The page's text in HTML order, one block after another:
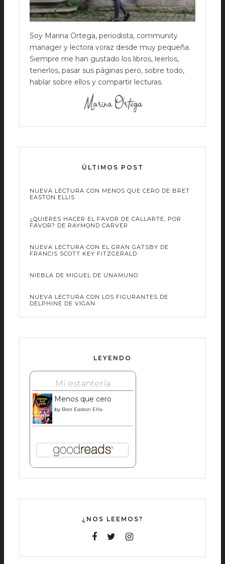
Soy Marina Ortega, periodista, community
manager y lectora voraz desde muy pequeña.
Siempre me han gustado los libros, leerlos,
tenerlos, pasar sus páginas pero, sobre todo,
hablar sobre ellos y compartir lecturas.
ÚLTIMOS POST
NUEVA LECTURA CON MENOS QUE CERO DE BRET
EASTON ELLIS
¿QUIERES HACER EL FAVOR DE CALLARTE, POR
FAVOR? DE RAYMOND CARVER
NUEVA LECTURA CON EL GRAN GATSBY DE
FRANCIS SCOTT KEY FITZGERALD
NIEBLA DE MIGUEL DE UNAMUNO
NUEVA LECTURA CON LOS FIGURANTES DE
DELPHINE DE VIGAN
LEYENDO
Mi estantería
Menos que cero
by Bret Easton Ellis
¿NOS LEEMOS?